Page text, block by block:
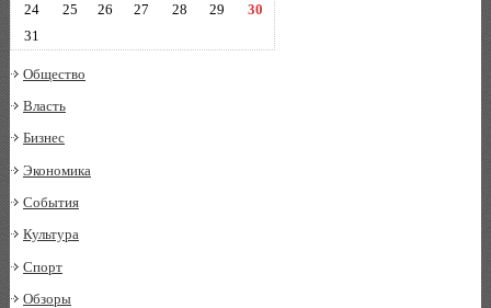
24
25 26 27 28 29
30
31
Общество
Власть
Бизнес
Экономика
События
Культура
Спорт
Обзоры